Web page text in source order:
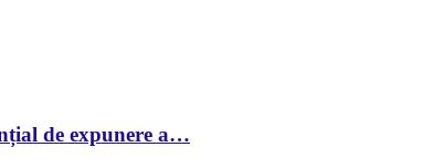
de expunere a…